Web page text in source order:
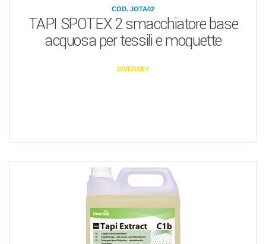
COD. JOTA02
TAPI SPOTEX 2 smacchiatore base
acquosa per tessili e moquette
DIVERSEY